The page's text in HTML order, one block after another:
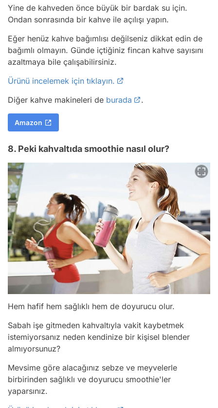
Yine de kahveden önce büyük bir bardak su için.
Ondan sonrasında bir kahve ile açılışı yapın.
Eğer henüz kahve bağımlısı değilseniz dikkat edin de
bağımlı olmayın. Günde içtiğiniz fincan kahve sayısını
azaltmaya bile çalışabilirsiniz.
Ürünü incelemek için tıklayın.
Diğer kahve makineleri de burada .
Amazon
8. Peki kahvaltıda smoothie nasıl olur?
Hem hafif hem sağlıklı hem de doyurucu olur.
Sabah işe gitmeden kahvaltıyla vakit kaybetmek
istemiyorsanız neden kendinize bir kişisel blender
almıyorsunuz?
Mevsime göre alacağınız sebze ve meyvelerle
birbirinden sağlıklı ve doyurucu smoothie'ler
yaparsınız.